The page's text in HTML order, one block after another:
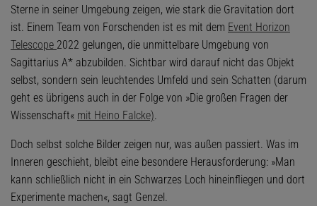
Sterne in seiner Umgebung zeigen, wie stark die Gravitation dort
ist. Einem Team von Forschenden ist es mit dem Event Horizon
Telescope 2022 gelungen, die unmittelbare Umgebung von
Sagittarius A* abzubilden. Sichtbar wird darauf nicht das Objekt
selbst, sondern sein leuchtendes Umfeld und sein Schatten (darum
geht es übrigens auch in der Folge von »Die großen Fragen der
Wissenschaft« mit Heino Falcke).
Doch selbst solche Bilder zeigen nur, was außen passiert. Was im
Inneren geschieht, bleibt eine besondere Herausforderung: »Man
kann schließlich nicht in ein Schwarzes Loch hineinfliegen und dort
Experimente machen«, sagt Genzel.